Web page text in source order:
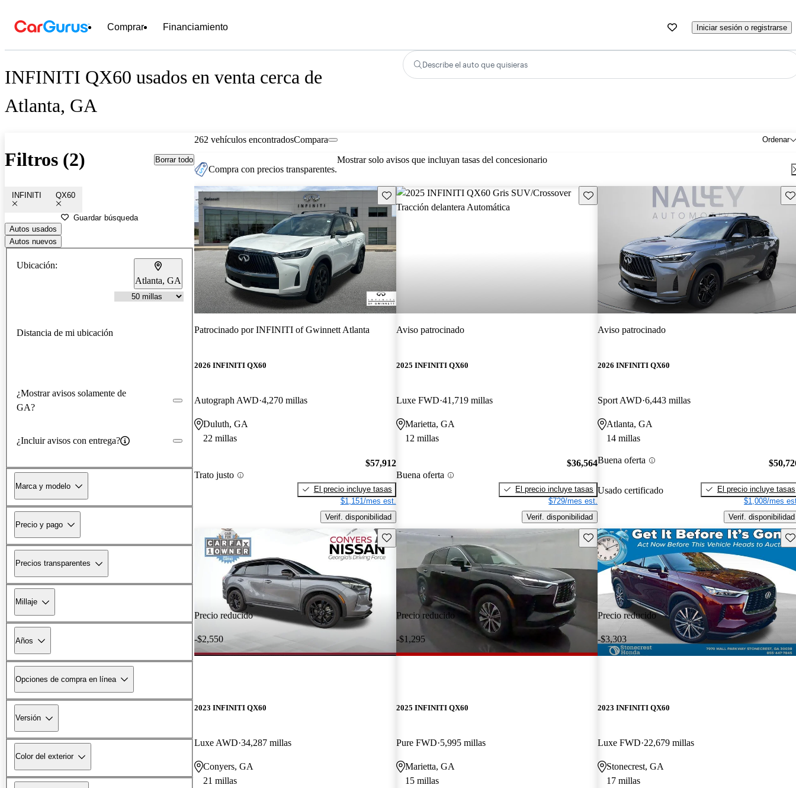
Comprar Financiamiento Iniciar sesión o registrarse
INFINITI QX60 usados en venta cerca de
Atlanta, GA
Describe el auto que quisieras
Filtros (2) Borrar todo
INFINITI QX60
Guardar búsqueda
Autos usados
Autos nuevos
Ubicación:
Atlanta, GA
Distancia de mi ubicación
¿Mostrar avisos solamente de
GA?
¿Incluir avisos con entrega?
Marca y modelo
Precio y pago
Precios transparentes
Millaje
Años
Opciones de compra en línea
Versión
Color del exterior
262 vehículos encontrados Ordenar
Compara
Compra con precios transparentes.
Mostrar solo avisos que incluyan tasas del concesionario
Guarda este Aviso
Patrocinado porINFINITI of Gwinnett Atlanta
2026 INFINITI QX60
Autograph AWD 4,270 millas
Duluth, GA
22 millas
Trato justo
$57,912
El precio incluye tasas
$1,151/mes est.
Verif. disponibilidad
Guarda este Aviso
Aviso patrocinado
2025 INFINITI QX60
Luxe FWD 41,719 millas
Marietta, GA
12 millas
Buena oferta
$36,564
El precio incluye tasas
$729/mes est.
Verif. disponibilidad
Aviso patrocinado
2026 INFINITI QX60
Sport AWD 6,443 millas
Atlanta, GA
14 millas
Buena oferta
Usado certificado
El precio incluye tasas
$1,008/mes
Verif. disponibilidad
Precio reducido
-$2,550
Guarda este Aviso
2023 INFINITI QX60
Luxe AWD 34,287 millas
Conyers, GA
21 millas
Precio reducido
-$1,295
Guarda este Aviso
2025 INFINITI QX60
Pure FWD 5,995 millas
Marietta, GA
15 millas
Precio reducido
-$3,303
2023 INFINITI QX60
Luxe FWD 22,679 millas
Stonecrest, GA
17 millas